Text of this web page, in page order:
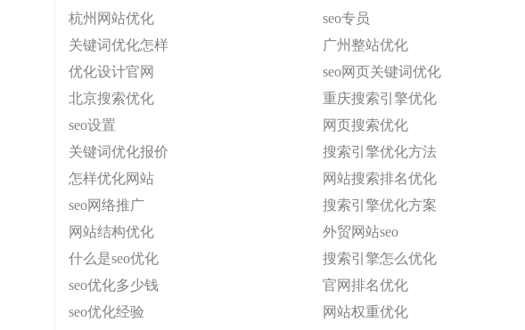
杭州网站优化
seo专员
关键词优化怎样
广州整站优化
优化设计官网
seo网页关键词优化
北京搜索优化
重庆搜索引擎优化
seo设置
网页搜索优化
关键词优化报价
搜索引擎优化方法
怎样优化网站
网站搜索排名优化
seo网络推广
搜索引擎优化方案
网站结构优化
外贸网站seo
什么是seo优化
搜索引擎怎么优化
seo优化多少钱
官网排名优化
seo优化经验
网站权重优化